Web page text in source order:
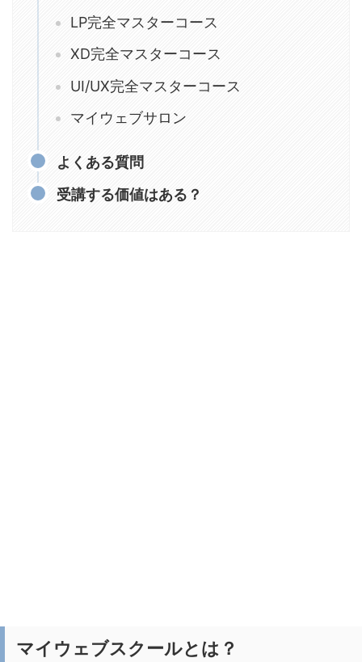
LP完全マスターコース
XD完全マスターコース
UI/UX完全マスターコース
マイウェブサロン
よくある質問
受講する価値はある？
マイウェブスクールとは？